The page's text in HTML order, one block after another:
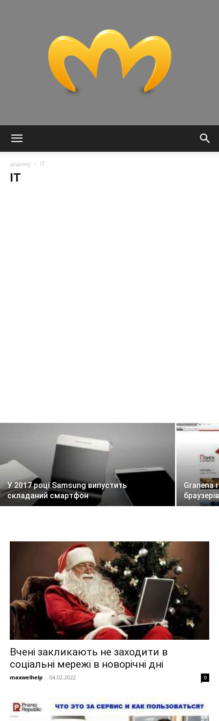
додому IT
IT
У 2017 році Samsung випустить
складаний смартфон
Granena
Вчені закликають не заходити в
соціальні мережі в новорічні дні
maxwelhelp - 04.02.2022 0